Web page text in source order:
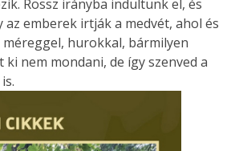
Rossz irányba indultunk el, és
emberek irtják a medvét, ahol és
hurokkal, bármilyen
ki nem mondani, de így szenved a